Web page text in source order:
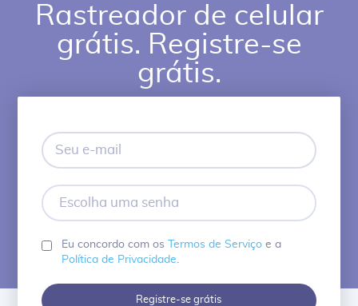
Rastreador de celular
grátis. Registre-se
grátis.
mail
uma
senha
Eu concordo com os Termos de Serviçoe a
Política de Privacidade
Registre-se grátis